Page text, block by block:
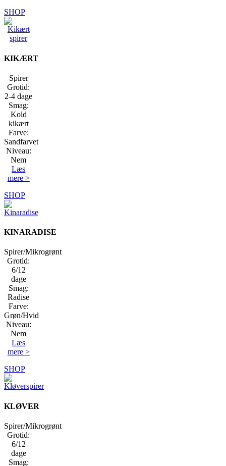
SHOP
KIKÆRT
Spirer
Grotid:
2-4 dage
Smag:
Kold
kikært
Farve:
Sandfarvet
Niveau:
Nem
Læs
mere >
SHOP
KINARADISE
Spirer/Mikrogrønt
Grotid:
6/12
dage
Smag:
Radise
Farve:
Grøn/Hvid
Niveau:
Nem
Læs
mere >
SHOP
KLØVER
Spirer/Mikrogrønt
Grotid:
6/12
dage
Smag: